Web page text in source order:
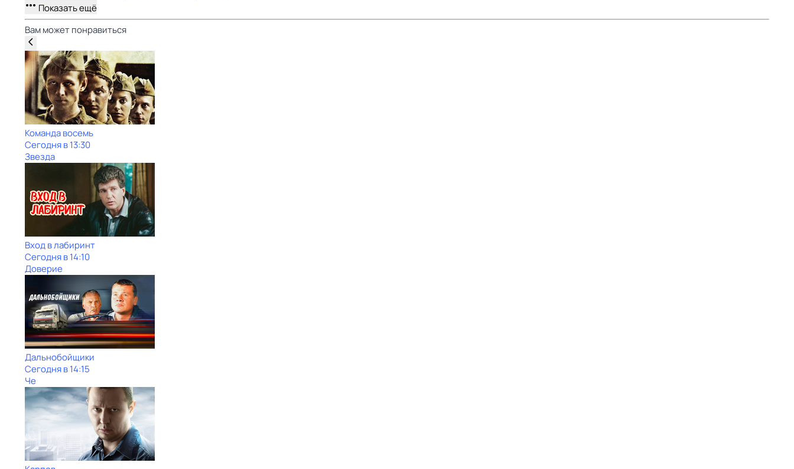
Показать ещё
Вам может понравиться
Команда восемь
Сегодня в 13:30
Звезда
Вход в лабиринт
Сегодня в 14:10
Доверие
Дальнобойщики
Сегодня в 14:15
Че